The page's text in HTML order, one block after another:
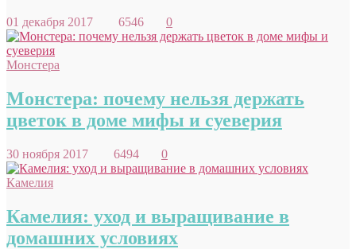
01 декабря 2017 6546 0
Монстера
Монстера: почему нельзя держать
цветок в доме мифы и суеверия
30 ноября 2017 6494 0
Камелия
Камелия: уход и выращивание в
домашних условиях